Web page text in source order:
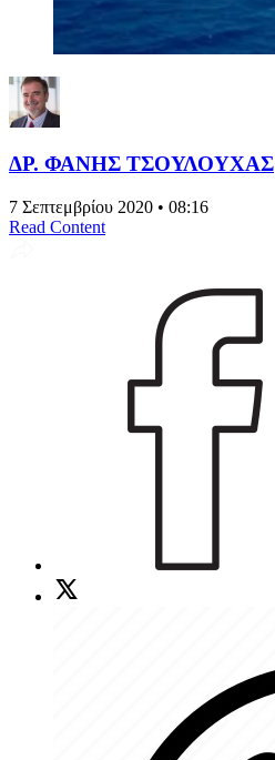
ΔΡ. ΦΑΝΗΣ ΤΣΟΥΛΟΥΧΑΣ
7 Σεπτεμβρίου 2020 • 08:16
Read Content